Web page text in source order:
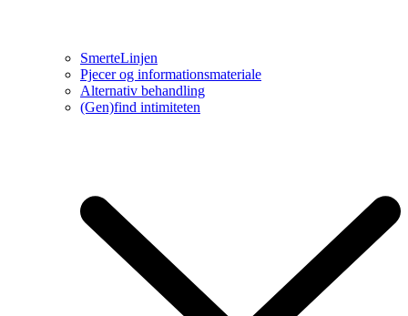
SmerteLinjen
Pjecer og informationsmateriale
Alternativ behandling
(Gen)find intimiteten